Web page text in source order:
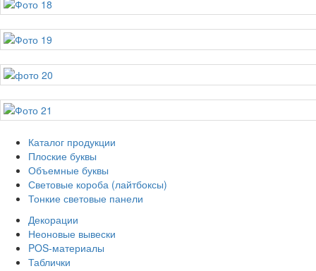
Каталог продукции
Плоские буквы
Объемные буквы
Световые короба (лайтбоксы)
Тонкие световые панели
Декорации
Неоновые вывески
POS-материалы
Таблички